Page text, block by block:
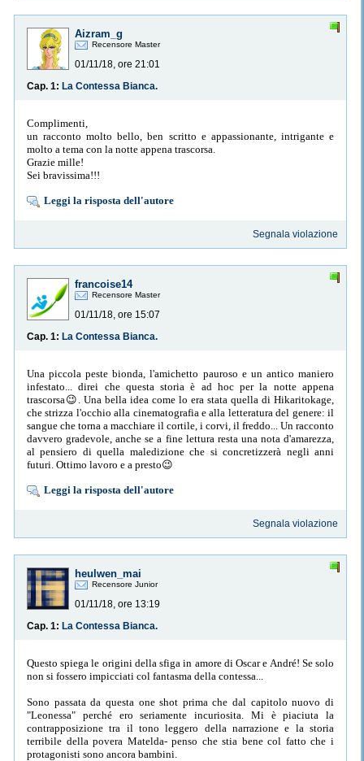
Aizram_g
Recensore Master
01/11/18, ore 21:01
Cap. 1: La Contessa Bianca.
Complimenti,
un racconto molto bello, ben scritto e appassionante, intrigante e
molto a tema con la notte appena trascorsa.
Grazie mille!
Sei bravissima!!!
Leggi la risposta dell'autore
Segnala violazione
francoise14
Recensore Master
01/11/18, ore 15:07
Cap. 1: La Contessa Bianca.
Una piccola peste bionda, l'amichetto pauroso e un antico maniero
infestato... direi che questa storia è ad hoc per la notte appena
trascorsa😉. Una bella idea come lo era stata quella di Hikaritokage,
che strizza l'occhio alla cinematografia e alla letteratura del genere: il
sangue che torna a macchiare il cortile, i corvi, il freddo... Un racconto
davvero gradevole, anche se a fine lettura resta una nota d'amarezza,
al pensiero di quella maledizione che si concretizzerà negli anni
futuri. Ottimo lavoro e a presto😉
Leggi la risposta dell'autore
Segnala violazione
heulwen_mai
Recensore Junior
01/11/18, ore 13:19
Cap. 1: La Contessa Bianca.
Questo spiega le origini della sfiga in amore di Oscar e André! Se solo
non si fossero impicciati col fantasma della contessa...
Sono passata da questa one shot prima che dal capitolo nuovo di
"Leonessa" perché ero seriamente incuriosita. Mi è piaciuta la
contrapposizione tra il tono leggero della narrazione e la storia
terribile della povera Matelda- penso che stia bene col fatto che i
protagonisti sono ancora bambini.